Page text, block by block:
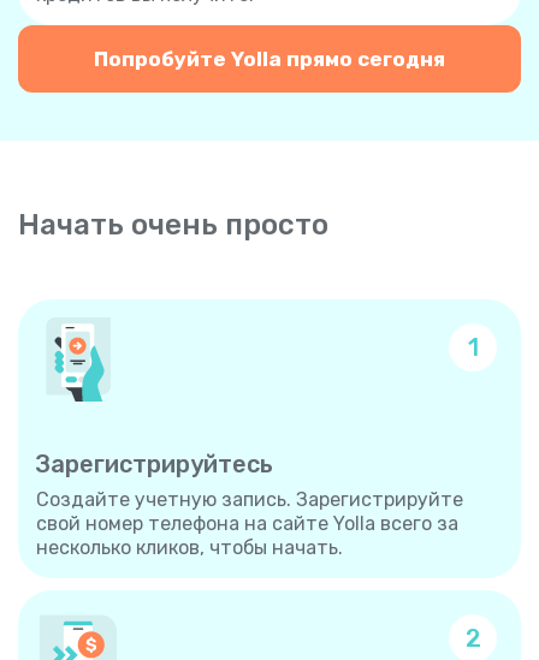
Попробуйте Yolla прямо сегодня
Начать очень просто
1
Зарегистрируйтесь
Создайте учетную запись. Зарегистрируйте
свой номер телефона на сайте Yolla всего за
несколько кликов, чтобы начать.
2